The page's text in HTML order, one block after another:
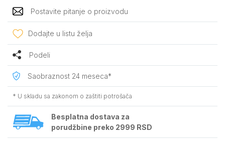
Postavite pitanje o proizvodu
Dodajte u listu želja
Podeli
Saobraznost 24 meseca*
* U skladu sa zakonom o zaštiti potrošača
Besplatna dostava za
porudžbine preko 2999 RSD